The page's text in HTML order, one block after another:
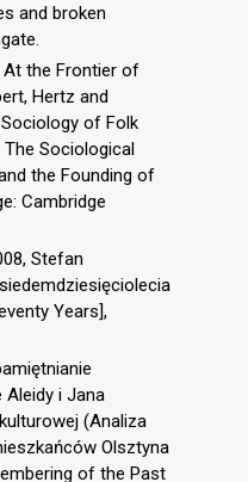
and broken
At the Frontier of
Hertz and
of Folk
The Sociological
the Founding of
Cambridge
Stefan
Years],
Aleidy i Jana
(Analiza
Olsztyna
of the Past